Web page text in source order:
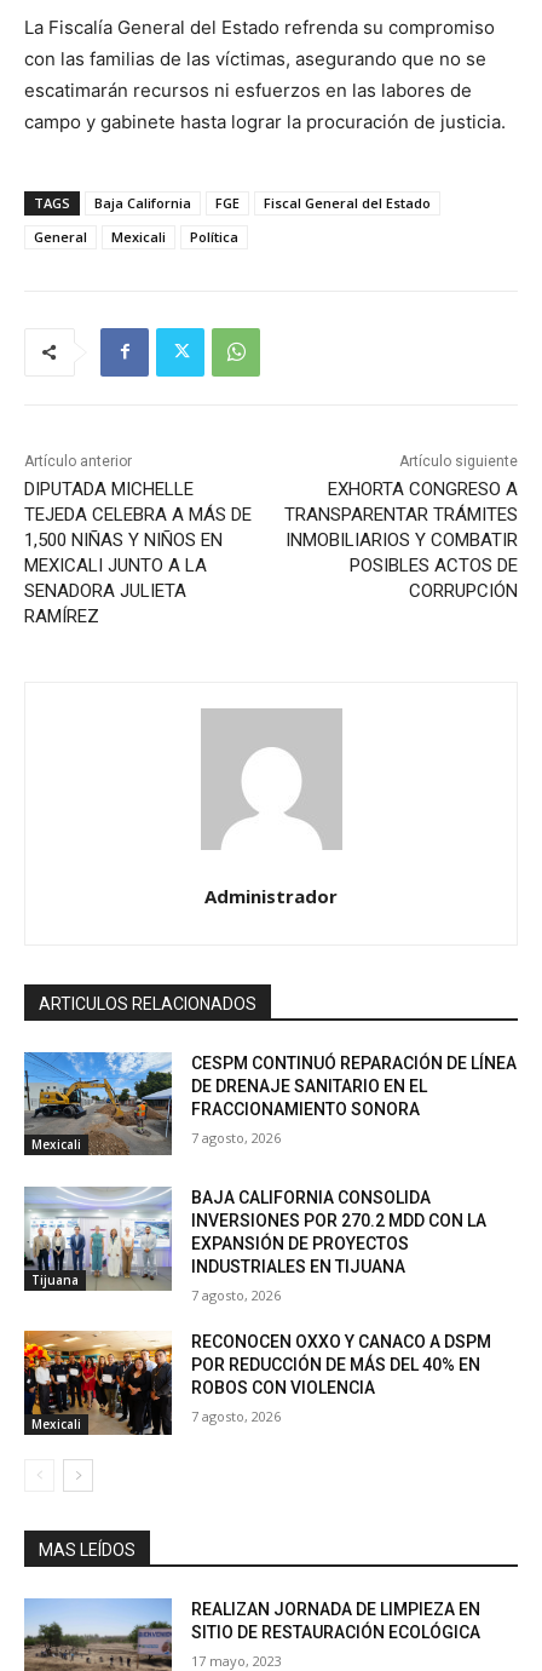
La Fiscalía General del Estado refrenda su compromiso
con las familias de las víctimas, asegurando que no se
escatimarán recursos ni esfuerzos en las labores de
campo y gabinete hasta lograr la procuración de justicia.
TAGS Baja California FGE
Fiscal General del Estado
General
Mexicali Política
Artículo anterior
DIPUTADA MICHELLE
TEJEDA CELEBRA A MÁS DE
1,500 NIÑAS Y NIÑOS EN
MEXICALI JUNTO A LA
SENADORA JULIETA
RAMÍREZ
Artículo siguiente
EXHORTA CONGRESO A
TRANSPARENTAR TRÁMITES
INMOBILIARIOS Y COMBATIR
POSIBLES ACTOS DE
CORRUPCIÓN
Administrador
ARTICULOS RELACIONADOS
Mexicali
CESPM CONTINUÓ REPARACIÓN DE LÍNEA
DE DRENAJE SANITARIO EN EL
FRACCIONAMIENTO SONORA
7 agosto, 2026
Tijuana
BAJA CALIFORNIA CONSOLIDA
INVERSIONES POR 270.2 MDD CON LA
EXPANSIÓN DE PROYECTOS
INDUSTRIALES EN TIJUANA
7 agosto, 2026
Mexicali
RECONOCEN OXXO Y CANACO A DSPM
POR REDUCCIÓN DE MÁS DEL 40% EN
ROBOS CON VIOLENCIA
7 agosto, 2026
MAS LEÍDOS
REALIZAN JORNADA DE LIMPIEZA EN
SITIO DE RESTAURACIÓN ECOLÓGICA
17 mayo, 2023